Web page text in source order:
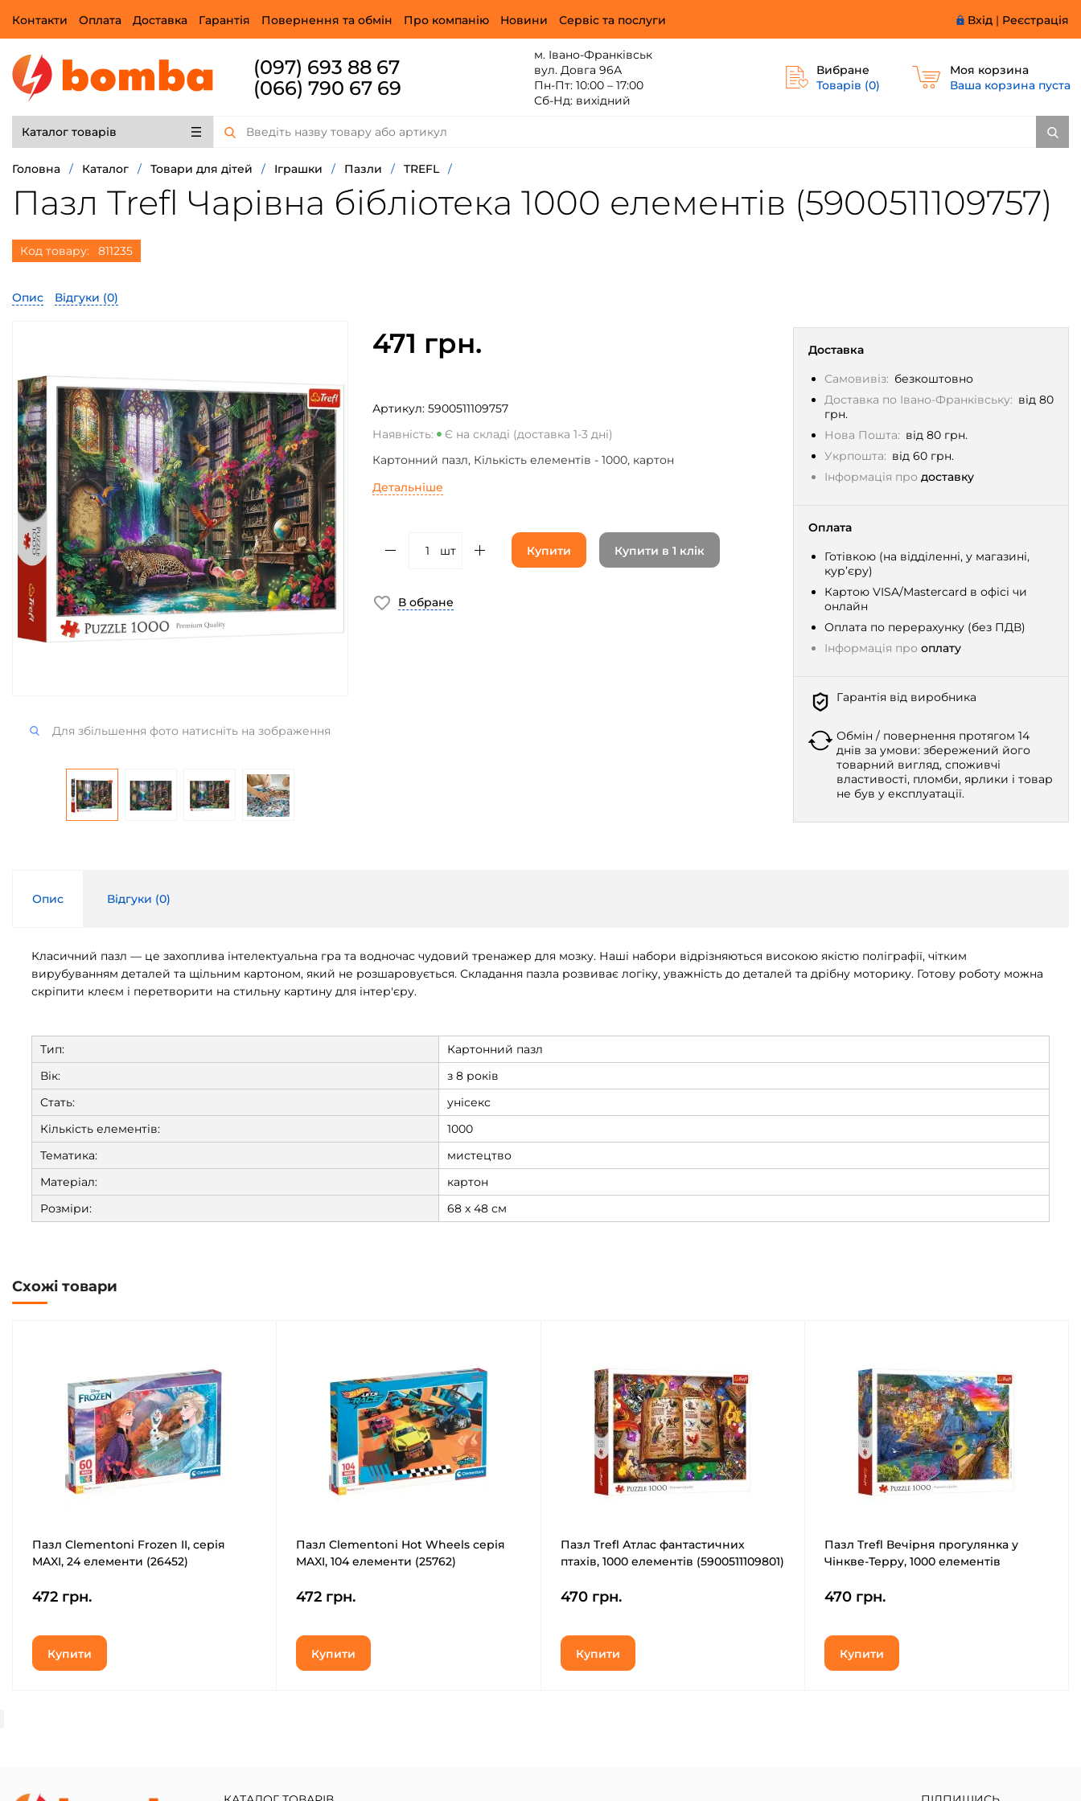
Вхід | Реєстрація
Контакти Оплата Доставка Гарантія Повернення та обмін Про компанію Новини Сервіс та послуги
(097) 693 88 67
(066) 790 67 69
м. Івано-Франківськ
вул. Довга 96А
Пн-Пт: 10:00 – 17:00
Сб-Нд: вихідний
Вибране
Товарів (0)
Моя корзина
Ваша корзина пуста
Каталог товарів
Головна / Каталог / Товари для дітей / Іграшки / Пазли / TREFL /
Пазл Trefl Чарівна бібліотека 1000 елементів (5900511109757)
Код товару: 811235
Опис Відгуки (0)
Для збільшення фото натисніть на зображення
471 грн.
Доставка
Самовивіз: безкоштовно
Доставка по Івано-Франківську: від 80
грн.
Нова Пошта: від 80 грн.
Укрпошта: від 60 грн.
Інформація про доставку
Оплата
Готівкою (на відділенні, у магазині,
кур’єру)
Картою VISA/Mastercard в офісі чи
онлайн
Оплата по перерахунку (без ПДВ)
Інформація про оплату
Гарантія від виробника
Обмін / повернення протягом 14
днів за умови: збережений його
товарний вигляд, споживчі
властивості, пломби, ярлики і товар
не був у експлуатації.
Артикул: 5900511109757
Наявність:
Є на складі (доставка 1-3 дні)
Картонний пазл, Кількість елементів - 1000, картон
Детальніше
шт Купити Купити в 1 клік
В обране
Опис Відгуки (0)
Класичний пазл — це захоплива інтелектуальна гра та водночас чудовий тренажер для мозку. Наші набори відрізняються високою якістю поліграфії, чітким
вирубуванням деталей та щільним картоном, який не розшаровується. Складання пазла розвиває логіку, уважність до деталей та дрібну моторику. Готову роботу можна
скріпити клеєм і перетворити на стильну картину для інтер'єру.
Тип:
Картонний пазл
Вік:
з 8 років
Стать:
унісекс
Кількість елементів:
1000
Тематика:
мистецтво
Матеріал:
картон
Розміри:
68 х 48 см
Схожі товари
Пазл Clementoni Frozen II, серія
MAXI, 24 елементи (26452)
472 грн.
Купити
Пазл Clementoni Hot Wheels серія
MAXI, 104 елементи (25762)
472 грн.
Купити
Пазл Trefl Атлас фантастичних
птахів, 1000 елементів (5900511109801)
470 грн.
Купити
Пазл Trefl Вечірня прогулянка у
Чінкве-Терру, 1000 елементів
470 грн.
Купити